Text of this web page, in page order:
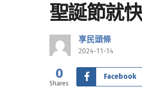
聖誕節就
享民頭條
2024-11-14
0
Shares
Facebook